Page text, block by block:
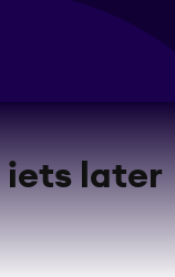
iets later